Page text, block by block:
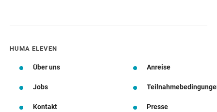
HUMA ELEVEN
Über uns Anreise
Jobs
Kontakt Presse